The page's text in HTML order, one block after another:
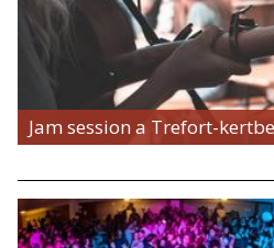
Jam session a Trefort-